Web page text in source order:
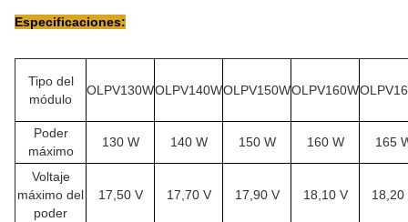
Especificaciones:
Tipo del
módulo
OLPV130WOLPV140WOLPV150WOLPV160W
Poder
máximo
130 W 140 W 150 W 160 W 165
Voltaje
máximo del
poder
17,50 V 17,70 V 17,90 V 18,10 V 18,20